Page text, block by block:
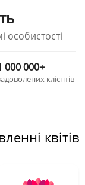
особистості
000 000+
клієнтів
квітів